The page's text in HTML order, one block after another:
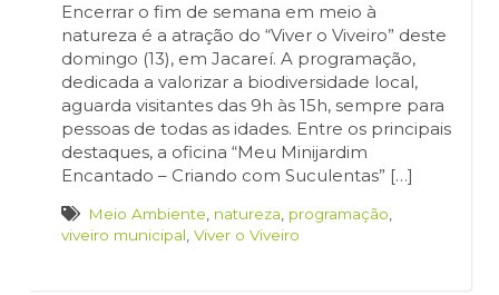
Encerrar o fim de semana em meio à
natureza é a atração do “Viver o Viveiro” deste
domingo (13), em Jacareí. A programação,
dedicada a valorizar a biodiversidade local,
aguarda visitantes das 9h às 15h, sempre para
pessoas de todas as idades. Entre os principais
destaques, a oficina “Meu Minijardim
Encantado – Criando com Suculentas” […]
Meio Ambiente natureza programação
viveiro municipal Viver o Viveiro